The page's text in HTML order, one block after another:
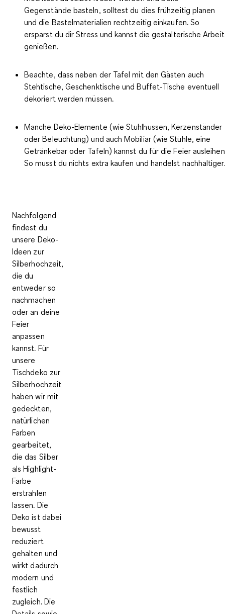
Gegenstände basteln, solltest du dies frühzeitig planen
und die Bastelmaterialien rechtzeitig einkaufen. So
ersparst du dir Stress und kannst die gestalterische Arbeit
genießen.
Beachte, dass neben der Tafel mit den Gästen auch
Stehtische, Geschenktische und Buffet-Tische eventuell
dekoriert werden müssen.
Manche Deko-Elemente (wie Stuhlhussen, Kerzenständer
oder Beleuchtung) und auch Mobiliar (wie Stühle, eine
Getränkebar oder Tafeln) kannst du für die Feier
So musst du nichts extra kaufen und handelst nachhaltiger.
Nachfolgend
findest du
unsere Deko-
Ideen zur
Silberhochzeit,
die du
entweder so
nachmachen
oder an deine
Feier
anpassen
kannst. Für
unsere
Tischdeko zur
Silberhochzeit
haben wir mit
gedeckten,
natürlichen
Farben
gearbeitet,
die das Silber
als Highlight-
Farbe
erstrahlen
lassen. Die
Deko ist dabei
bewusst
reduziert
gehalten und
wirkt dadurch
modern und
festlich
zugleich. Die